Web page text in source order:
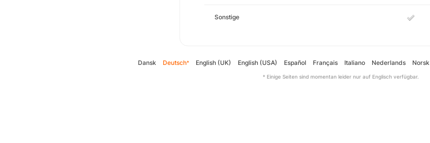
Sonstige
Dansk Deutsch* English (UK) English (USA) Español Français Italiano Nederlands Norsk
* Einige Seiten sind momentan leider nur auf Englisch verfügbar.